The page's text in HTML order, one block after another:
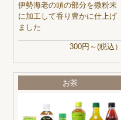
伊勢海老の頭の部分を微粉末
に加工して香り豊かに仕上げ
ました
300円～(税込）
お茶